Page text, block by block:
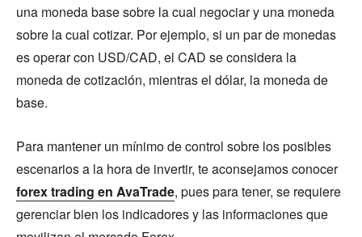
una moneda base sobre la cual negociar y una moneda
sobre la cual cotizar. Por ejemplo, si un par de monedas
es operar con USD/CAD, el CAD se considera la
moneda de cotización, mientras el dólar, la moneda de
base.
Para mantener un mínimo de control sobre los posibles
escenarios a la hora de invertir, te aconsejamos conocer
forex trading en AvaTrade, pues para tener, se requiere
gerenciar bien los indicadores y las informaciones que